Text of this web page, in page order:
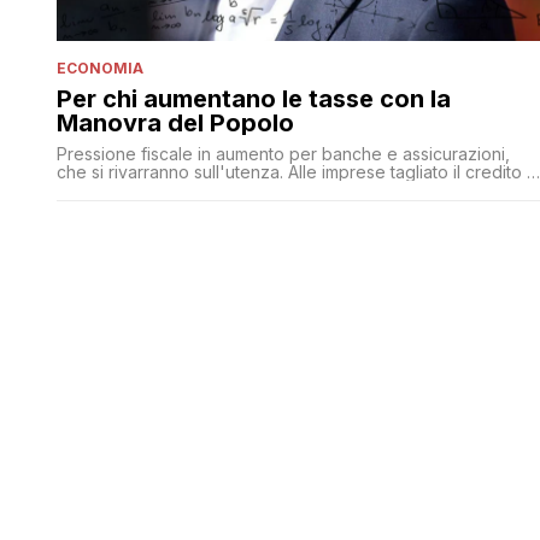
ECONOMIA
Per chi aumentano le tasse con la
Manovra del Popolo
Pressione fiscale in aumento per banche e assicurazioni,
che si rivarranno sull'utenza. Alle imprese tagliato il credito di